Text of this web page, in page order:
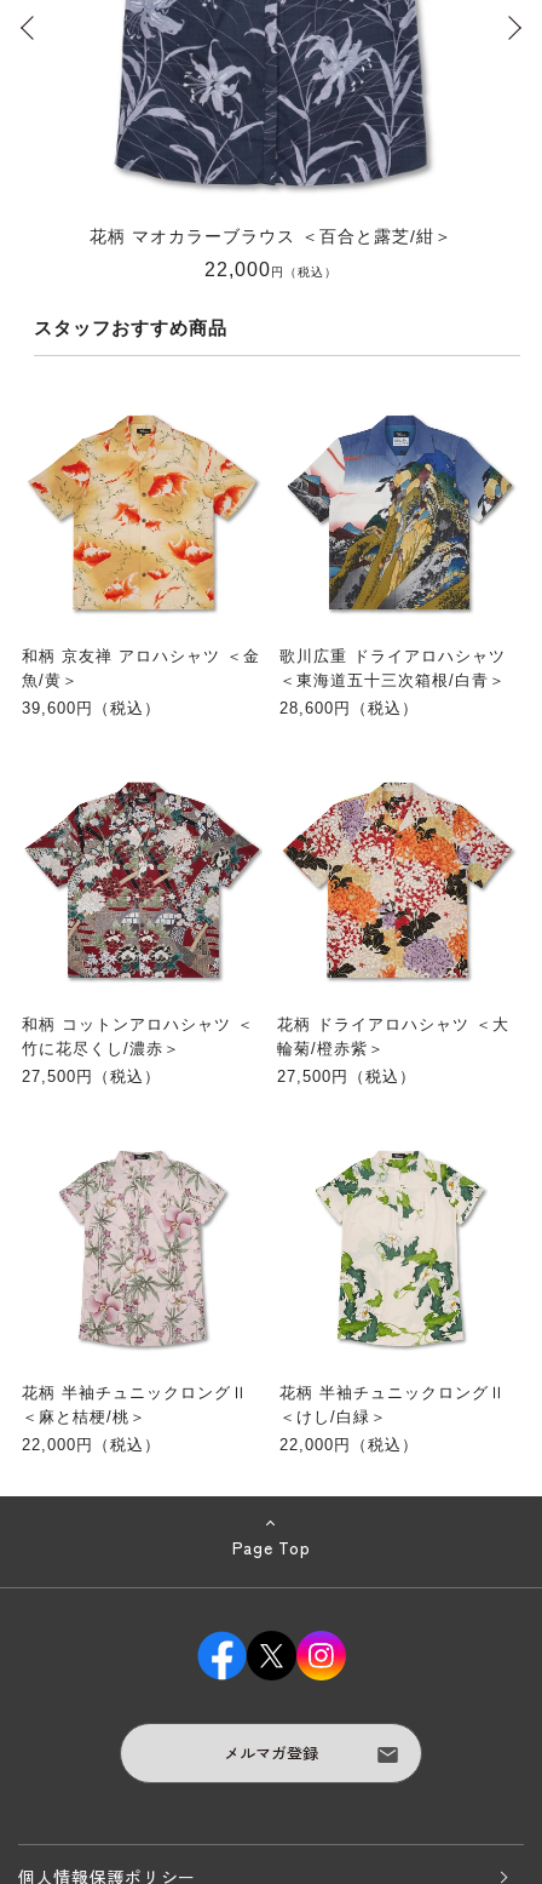
花柄 マオカラーブラウス ＜百合と露芝/紺＞
22,000円（税込）
スタッフおすすめ商品
和柄 京友禅 アロハシャツ ＜金
魚/黄＞
39,600円（税込）
歌川広重 ドライアロハシャツ
＜東海道五十三次箱根/白青＞
28,600円（税込）
和柄 コットンアロハシャツ ＜
竹に花尽くし/濃赤＞
27,500円（税込）
花柄 ドライアロハシャツ ＜大
輪菊/橙赤紫＞
27,500円（税込）
花柄 半袖チュニックロングⅡ
＜麻と桔梗/桃＞
22,000円（税込）
花柄 半袖チュニックロングⅡ
＜けし/白緑＞
22,000円（税込）
Page Top
メルマガ登録
個人情報保護ポリシー